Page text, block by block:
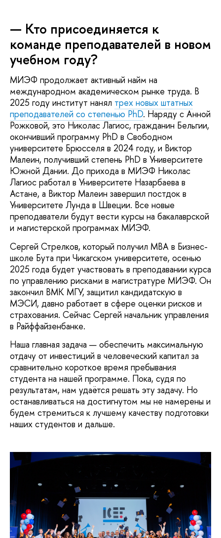
— Кто присоединяется к
команде преподавателей в новом
учебном году?
МИЭФ продолжает активный найм на
международном академическом рынке труда. В
2025 году институт нанял трех новых штатных
преподавателей со степенью PhD. Наряду с Анной
Рожковой, это Николас Лагиос, гражданин Бельгии,
окончивший программу PhD в Свободном
университете Брюсселя в 2024 году, и Виктор
Малеин, получивший степень PhD в Университете
Южной Дании. До прихода в МИЭФ Николас
Лагиос работал в Университете Назарбаева в
Астане, а Виктор Малеин завершил постдок в
Университете Лунда в Швеции. Все новые
преподаватели будут вести курсы на бакалаврской
и магистерской программах МИЭФ.
Сергей Стрелков, который получил MBA в Бизнес-
школе Бута при Чикагском университете, осенью
2025 года будет участвовать в преподавании курса
по управлению рисками в магистратуре МИЭФ. Он
закончил ВМК МГУ, защитил кандидатскую в
МЭСИ, давно работает в сфере оценки рисков и
страхования. Сейчас Сергей начальник управления
в Райффайзенбанке.
Наша главная задача — обеспечить максимальную
отдачу от инвестиций в человеческий капитал за
сравнительно короткое время пребывания
студента на нашей программе. Пока, судя по
результатам, нам удаётся решать эту задачу. Но
останавливаться на достигнутом мы не намерены и
будем стремиться к лучшему качеству подготовки
наших студентов и дальше.